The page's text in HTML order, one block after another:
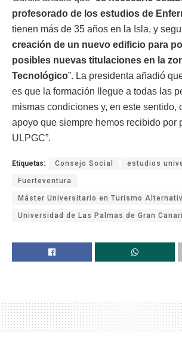
profesorado de los estudios de
tienen más de 35 años en la Isla, y
creación de un nuevo edificio para
posibles nuevas titulaciones en la
Tecnológico”. La presidenta añadió
es que la formación llegue a todas las
mismas condiciones y, en este sentido,
apoyo que siempre hemos recibido por
ULPGC”.
Etiquetas: Consejo Social estudios
Fuerteventura
Máster Universitario en Turismo
Universidad de Las Palmas de Gran